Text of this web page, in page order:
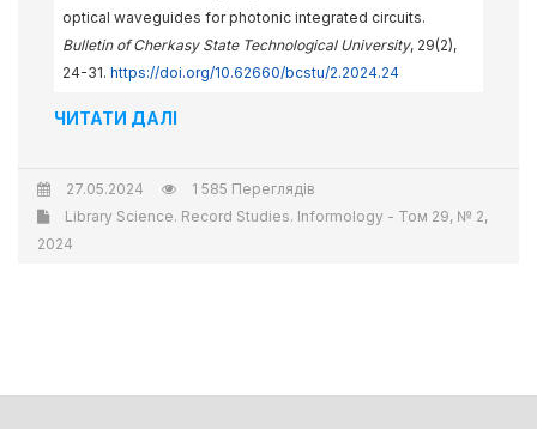
optical waveguides for photonic integrated circuits.
Bulletin of Cherkasy State Technological University, 29(2),
24-31. https://doi.org/10.62660/bcstu/2.2024.24
ЧИТАТИ ДАЛІ
27.05.2024
1 585 Переглядів
Library Science. Record Studies. Informology - Том 29, № 2,
2024